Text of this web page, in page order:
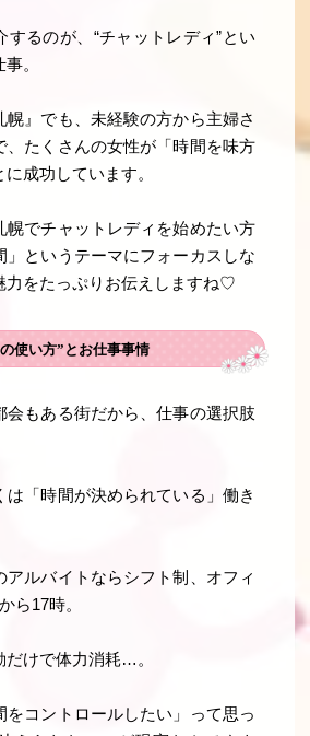
するのが、 “チャットレディ”とい
事。
幌』でも、未経験の方から主婦さ
、たくさんの女性が「時間を味方
成功しています。
幌でチャットレディを始めたい方
」というテーマにフォーカスしな
力をたっぷりお伝えしますね♡
使い方”とお仕事事情
会もある街だから、仕事の選択肢
は「時間が決められている」働き
アルバイトならシフト制、オフィ
ら17時。
だけで体力消耗…。
をコントロールしたい」って思っ